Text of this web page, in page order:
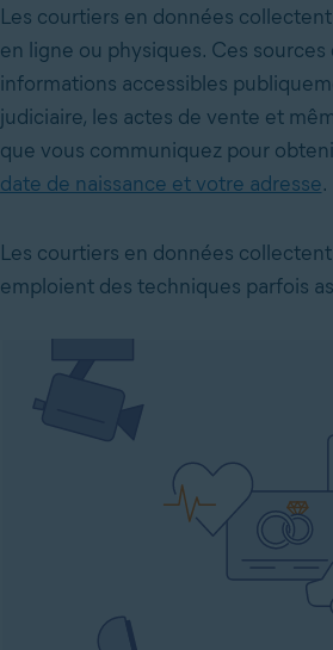
Les courtiers en données
en ligne ou physiques. Ces
informations accessibles
judiciaire, les actes de vente et
que vous communiquez pour
date de naissance et votre adresse.
Les courtiers en données
emploient des techniques parfois